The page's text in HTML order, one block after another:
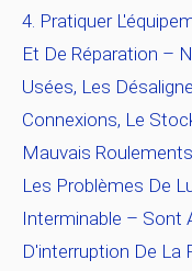
Pratiquer
Et De Réparation –
Usées, Les
Connexions, Le
Mauvais
Les Problèmes De
Interminable – Sont
D'interruption De La